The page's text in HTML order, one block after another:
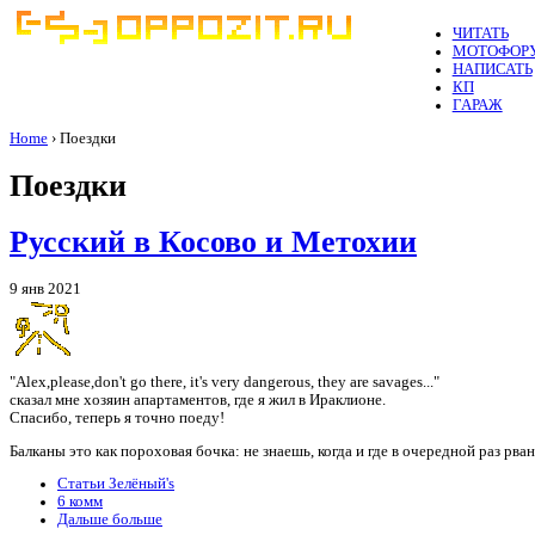
ЧИТАТЬ
НАПИСАТЬ
КП
ГАРАЖ
Home › Поездки
Поездки
Русский в Косово и Метохии
9 янв 2021
"Alex,please,don't go there, it's very dangerous, they are savages..."
сказал мне хозяин апартаментов, где я жил в Ираклионе.
Спасибо, теперь я точно поеду!
Балканы это как пороховая бочка: не знаешь, когда и где в очередной раз
Статьи Зелёный's
6 комм
Дальше больше